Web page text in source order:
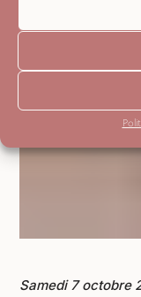
Samedi 7 octobre